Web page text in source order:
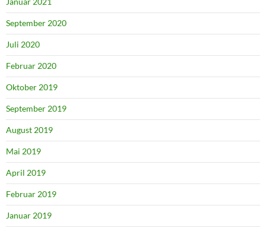
September 2020
Juli 2020
Februar 2020
Oktober 2019
September 2019
August 2019
Mai 2019
April 2019
Februar 2019
Januar 2019